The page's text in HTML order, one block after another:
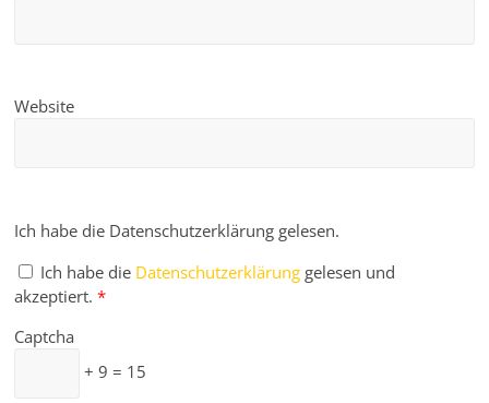
Website
Ich habe die Datenschutzerklärung gelesen.
Ich habe die Datenschutzerklärung gelesen und
akzeptiert. *
Captcha
+ 9 = 15